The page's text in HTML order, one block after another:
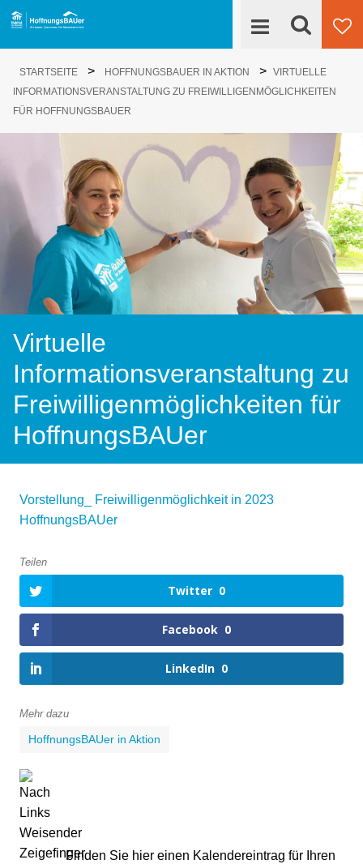
Engagieren
HoffnungsBAUer
Projekte
Kontakt
STARTSEITE > HOFFNUNGSBAUER IN AKTION > VIRTUELLE
INFORMATIONSVERANSTALTUNG ZU FREIWILLIGENMÖGLICHKEITEN
FÜR HOFFNUNGSBAUER
Virtuelle
Informationsveranstaltung zu
Freiwilligenmöglichkeiten für
HoffnungsBAUer
Vorstellung_ Freiwilligenmöglichkeit in 2023
HoffnungsBAUer
Teilen
Twitter 0
Facebook 0
LinkedIn 0
Mehr dazu
HoffnungsBAUer in Aktion
Finden Sie hier einen Kalendereintrag für Ihren